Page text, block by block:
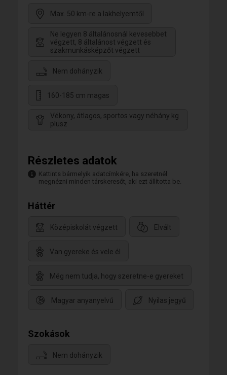
Max. 50 km-re a lakhelyemtől
Ne legyen 8 általánosnál kevesebbet
végzett, 8 általánost végzett és
szakmunkásképzőt végzett
Nem dohányzik
160-185 cm magas
Vékony, átlagos, sportos vagy néhány kg
plusz
Részletes adatok
Kattints bármelyik adatcímkére, ha szeretnél
megnézni minden társkeresőt, aki ezt állította be.
Háttér
Középiskolát végzett Elvált
Van gyereke és vele él
Még nem tudja, hogy szeretne-e gyereket
Magyar anyanyelvű Nyilas jegyű
Szokások
Nem dohányzik